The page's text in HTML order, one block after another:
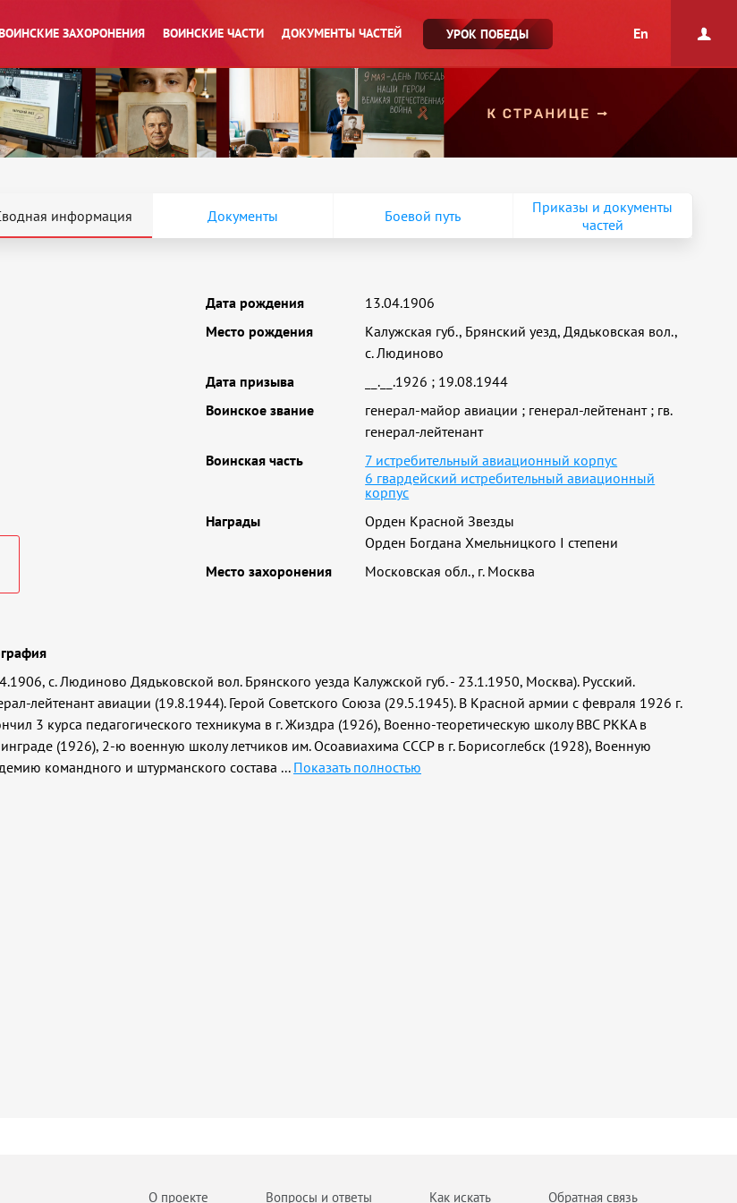
ЗАХОРОНЕНИЯ ВОИНСКИЕ ЧАСТИ ДОКУМЕНТЫ ЧАСТЕЙ УРОК ПОБЕДЫ En
информация Документы Боевой путь
Приказы и документы
частей
Дата рождения
13.04.1906
Место рождения
Калужская губ., Брянский уезд, Дядьковская вол.,
с. Людиново
Дата призыва
__.__.1926 ; 19.08.1944
Воинское звание
генерал-майор авиации ; генерал-лейтенант; гв.
генерал-лейтенант
Воинская часть
7 истребительный авиационный корпус
6 гвардейский истребительный авиационный
корпус
Награды
Орден Красной Звезды
Орден Богдана Хмельницкого I степени
Место захоронения
Московская обл., г. Москва
с. Людиново Дядьковской вол. Брянского уезда Калужской губ. - 23.1.1950, Москва). Русский.
лейтенант авиации (19.8.1944). Герой Советского Союза (29.5.1945). В Красной армии с февраля 1926 г.
3 курса педагогического техникума в г. Жиздра (1926), Военно-теоретическую школу ВВС РККА в
(1926), 2-ю военную школу летчиков им. Осоавиахима СССР в г. Борисоглебск (1928), Военную
командного и штурманского состава ... Показать полностью
О проекте Вопросы и ответы Как искать Обратная связь